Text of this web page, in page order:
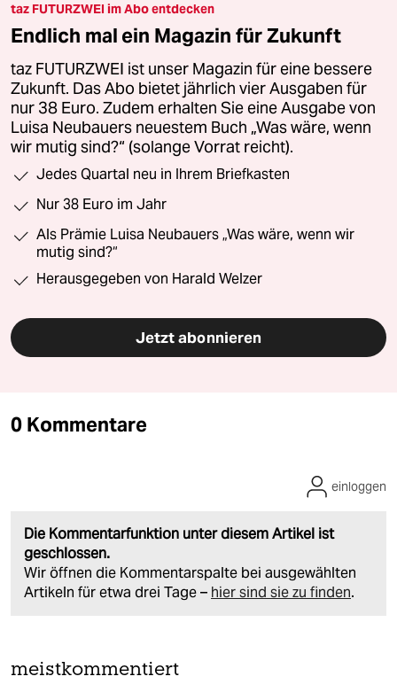
taz FUTURZWEI im Abo entdecken
Endlich mal ein Magazin für Zukunft
taz FUTURZWEI ist unser Magazin für eine bessere
Zukunft. Das Abo bietet jährlich vier Ausgaben für
nur 38 Euro. Zudem erhalten Sie eine Ausgabe von
Luisa Neubauers neuestem Buch „Was wäre, wenn
wir mutig sind?“ (solange Vorrat reicht).
Jedes Quartal neu in Ihrem Briefkasten
Nur 38 Euro im Jahr
Als Prämie Luisa Neubauers „Was wäre, wenn wir
mutig sind?“
Herausgegeben von Harald Welzer
Jetzt abonnieren
0 Kommentare
Die Kommentarfunktion unter diesem Artikel ist
geschlossen.
Wir öffnen die Kommentarspalte bei ausgewählten
Artikeln für etwa drei Tage – hier sind sie zu finden.
einloggen
meistkommentiert